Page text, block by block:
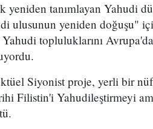
tanımlayan Yahudi
ulusunun yeniden doğuşu"
topluluklarını
Siyonist proje, yerli bir
Filistin'i Yahudileştirmeyi